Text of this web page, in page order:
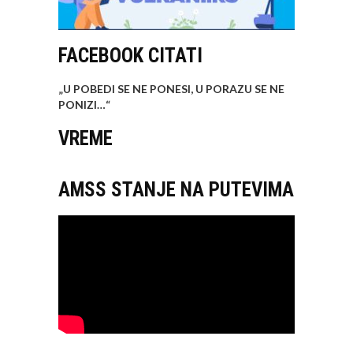
FACEBOOK CITATI
„U POBEDI SE NE PONESI, U PORAZU SE NE
PONIZI…“
VREME
AMSS STANJE NA PUTEVIMA